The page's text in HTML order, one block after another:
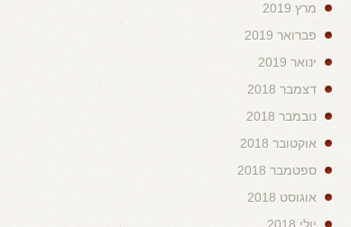
מרץ 2019
פברואר 2019
ינואר 2019
דצמבר 2018
נובמבר 2018
אוקטובר 2018
ספטמבר 2018
אוגוסט 2018